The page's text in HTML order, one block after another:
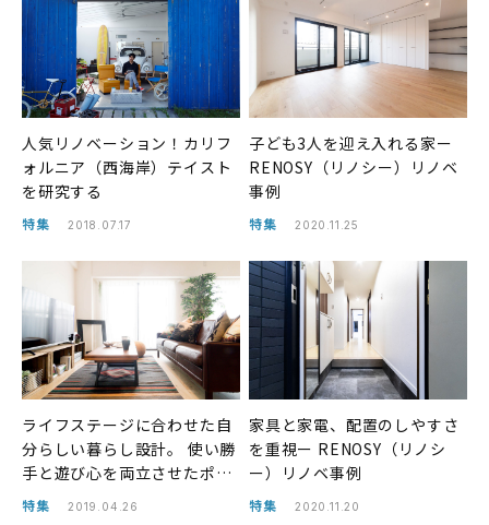
人気リノベーション！カリフ
ォルニア（西海岸）テイスト
を研究する
特集 2018.07.17
​​​​​​子ども3人を迎え入れる家ー
RENOSY（リノシー）リノベ
事例
特集 2020.11.25
ライフステージに合わせた自
分らしい暮らし設計。 使い勝
手と遊び心を両立させたポッ
プな住空間。ー RENOSY（リ
特集 2019.04.26
家具と家電、配置のしやすさ
を重視ー RENOSY（リノシ
ー）リノベ事例
特集 2020.11.20